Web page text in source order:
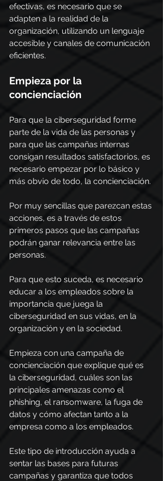
efectivas, es necesario que se
adapten a la realidad de la
organización, utilizando un lenguaje
accesible y canales de comunicación
eficientes.
Empieza por la
concienciación
Para que la ciberseguridad forme
parte de la vida de las personas y
para que las campañas internas
consigan resultados satisfactorios, es
necesario empezar por lo básico y
más obvio de todo, la concienciación.
Por muy sencillas que parezcan estas
acciones, es a través de estos
primeros pasos que las campañas
podrán ganar relevancia entre las
personas.
Para que esto suceda, es necesario
educar a los empleados sobre la
importancia que juega la
ciberseguridad en sus vidas, en la
organización y en la sociedad.
Empieza con una campaña de
concienciación que explique qué es
la ciberseguridad, cuáles son las
principales amenazas como el
phishing, el ransomware, la fuga de
datos y cómo afectan tanto a la
empresa como a los empleados.
Este tipo de introducción ayuda a
sentar las bases para futuras
campañas y garantiza que todos